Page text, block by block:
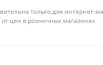
только для интернет-
от цен в розничных магазинах